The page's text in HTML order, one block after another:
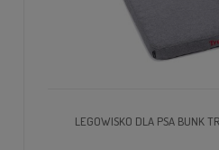
LEGOWISKO DLA PSA BUNK